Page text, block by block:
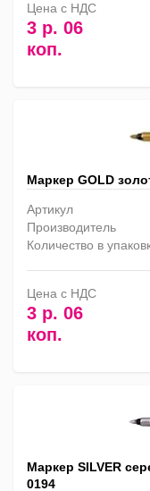
Цена с НДС
3 р. 06
коп.
Маркер GOLD
Артикул
Производитель
Количество в
Цена с НДС
3 р. 06
коп.
Маркер SILVER
0194